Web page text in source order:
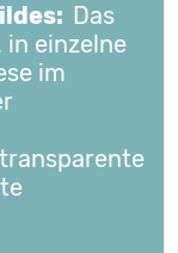
Das
einzelne
im